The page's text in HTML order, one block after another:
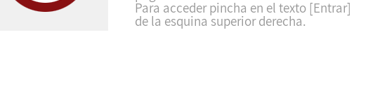
Para acceder pincha en el texto [Entrar]
de la esquina superior derecha.